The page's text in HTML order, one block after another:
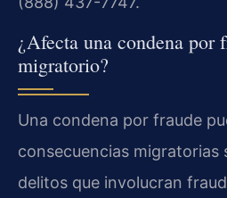
¿Afecta una condena por
migratorio?
Una condena por fraude
consecuencias migratorias
delitos que involucran